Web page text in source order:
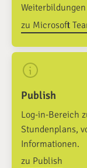
Weiterbildungen
zu Microsoft
Publish
Log-in-Bereich
Stundenplans,
Informationen.
zu Publish